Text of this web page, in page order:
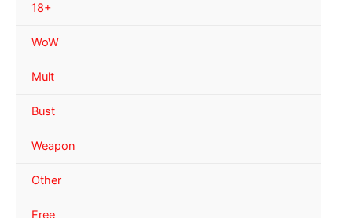
18+
WoW
Mult
Bust
Weapon
Other
Free